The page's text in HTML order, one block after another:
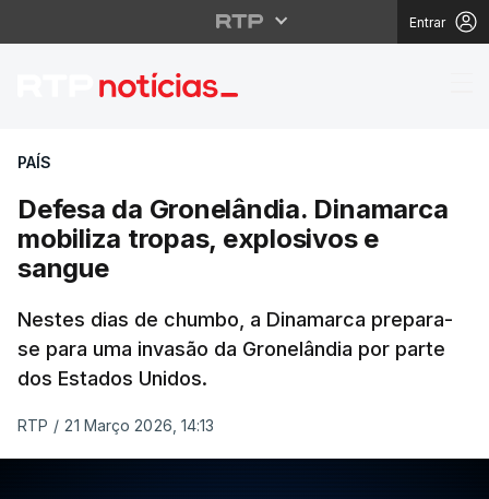
Entrar
Defesa da
PAÍS
Defesa da Gronelândia. Dinamarca
mobiliza tropas, explosivos e
sangue
Nestes dias de chumbo, a Dinamarca prepara-
se para uma invasão da Gronelândia por parte
dos Estados Unidos.
RTP / 21 Março 2026, 14:13